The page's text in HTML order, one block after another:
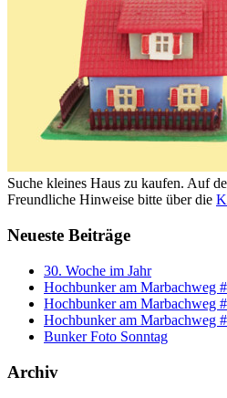
Suche kleines Haus zu kaufen. Auf
Freundliche Hinweise bitte über die
Neueste Beiträge
30. Woche im Jahr
Hochbunker am Marbachweg
Hochbunker am Marbachweg
Hochbunker am Marbachweg
Bunker Foto Sonntag
Archiv